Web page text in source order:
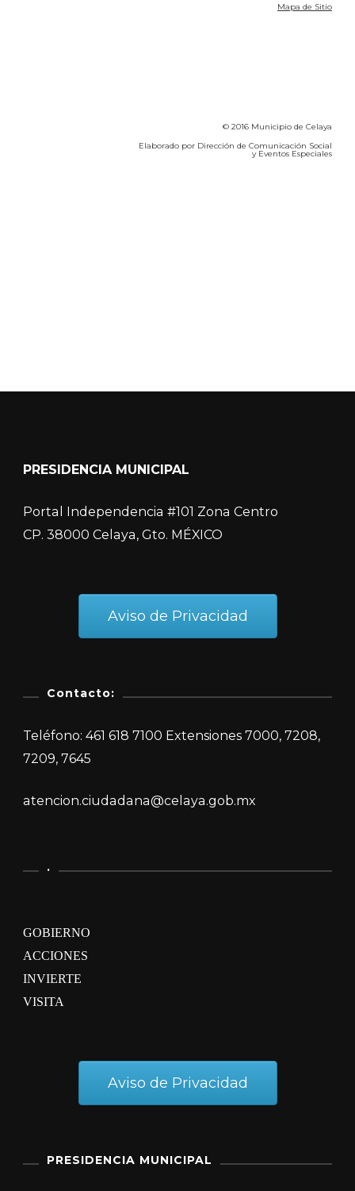
Mapa de Sitio
© 2016 Municipio de Celaya
Elaborado por Dirección de Comunicación Social
y Eventos Especiales
PRESIDENCIA MUNICIPAL
Portal Independencia #101 Zona Centro
CP. 38000 Celaya, Gto. MÉXICO
Aviso de Privacidad
Contacto:
Teléfono: 461 618 7100 Extensiones 7000, 7208,
7209, 7645
atencion.ciudadana@celaya.gob.mx
.
GOBIERNO
ACCIONES
INVIERTE
VISITA
Aviso de Privacidad
PRESIDENCIA MUNICIPAL